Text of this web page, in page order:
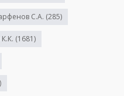
С.А. (285)
(1681)